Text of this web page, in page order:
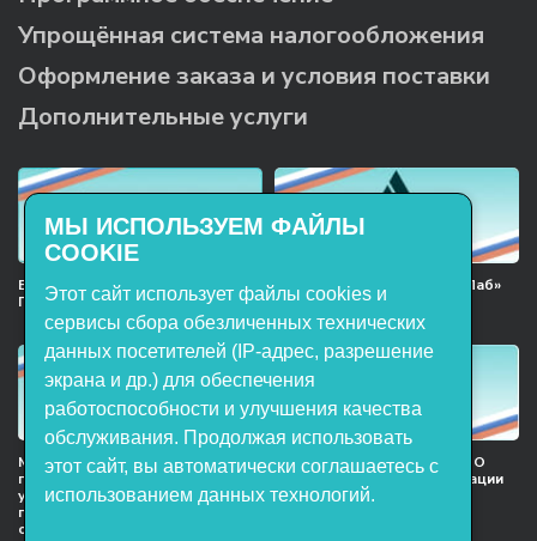
Упрощённая система налогообложения
Оформление заказа и условия поставки
Дополнительные услуги
Включён в реестр Российского
ПО
Продукция НТП «ЭнергияЛаб»
включена в реестр
Минпромторга РФ
Мы в национальном союзе
предприятий индустрии
учебного оборудования и
поставщиков образовательных
организация
Сертификат участника ООО
НТП «ЭнергияЛаб» ассоциации
предприятий индустрии
МЫ ИСПОЛЬЗУЕМ ФАЙЛЫ
COOKIE
Этот сайт использует файлы cookies и
сервисы сбора обезличенных технических
данных посетителей (IP-адрес, разрешение
экрана и др.) для обеспечения
работоспособности и улучшения качества
обслуживания. Продолжая использовать
этот сайт, вы автоматически соглашаетесь с
использованием данных технологий.